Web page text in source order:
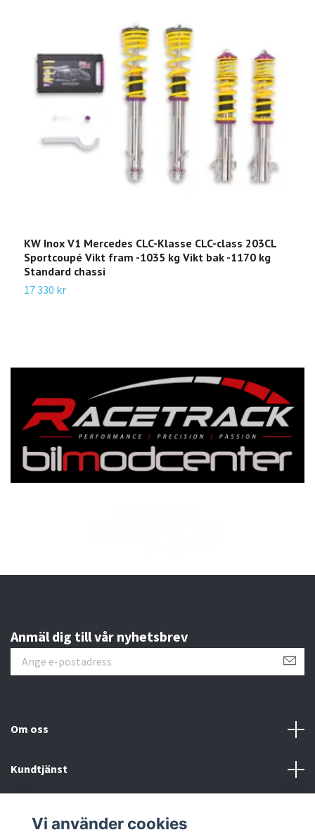
KW Inox V1 Mercedes CLC-Klasse CLC-class 203CL
Sportcoupé Vikt fram -1035 kg Vikt bak -1170 kg
Standard chassi
17 330 kr
Anmäl dig till vår nyhetsbrev
Om oss
Kundtjänst
Vi använder cookies